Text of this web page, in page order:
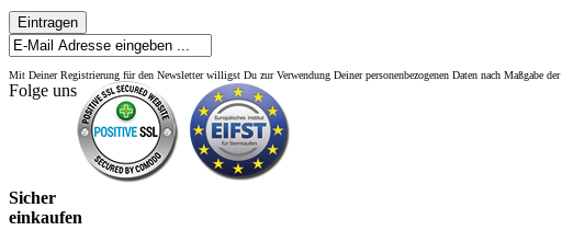
Eintragen
Mit Deiner Registrierung für den Newsletter willigst Du zur Verwendung Deiner personenbezogenen Daten nach Maßgabe der
Folge uns
Sicher
einkaufen